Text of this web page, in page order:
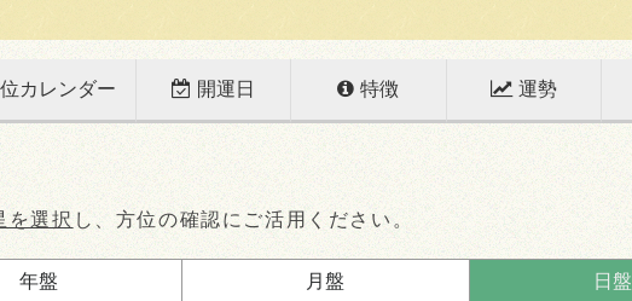
カレンダー 開運日 特徴 運勢
を選択 し、方位の確認にご活用ください。
年盤 月盤 日盤